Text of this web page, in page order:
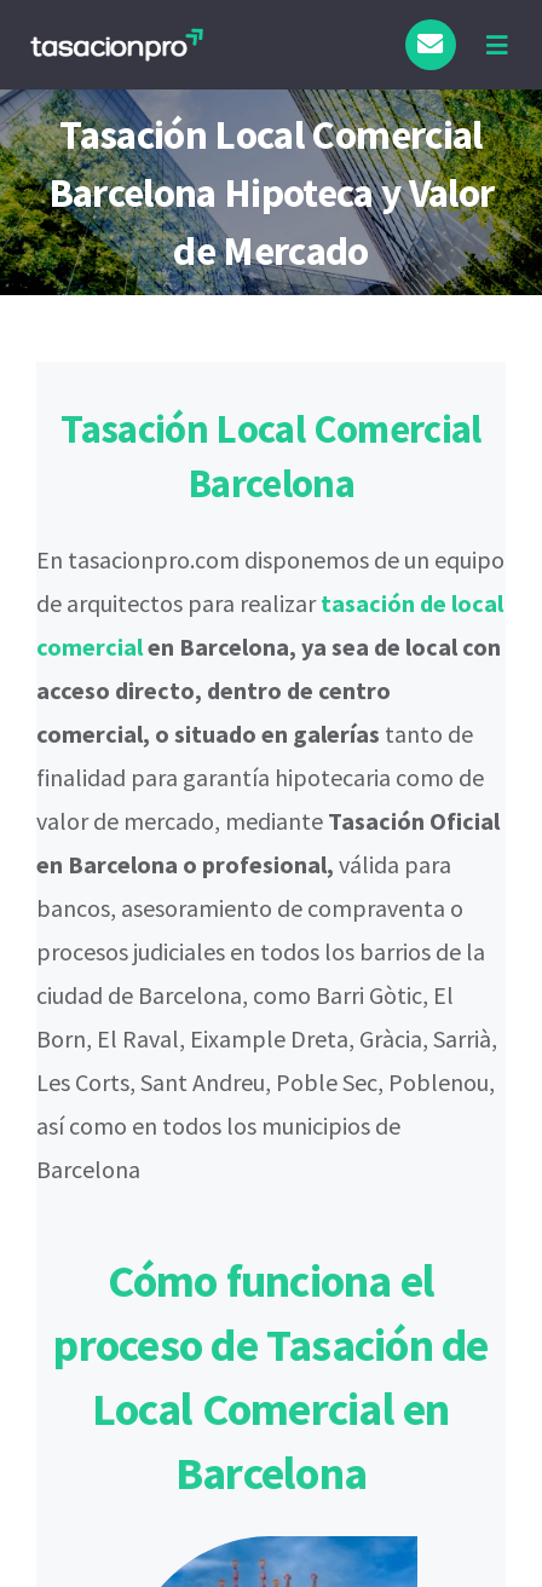
contenido
Tipo de Inmueble
Finalidad
Blog
Tasación Local Comercial
Barcelona Hipoteca y Valor
de Mercado
Tasación Local Comercial
Barcelona
En tasacionpro.com disponemos de un equipo
de arquitectos para realizartasación de local
comercialen Barcelona, ya sea de local con
acceso directo, dentro de centro
comercial, o situado en galerías tanto de
finalidad para garantía hipotecaria como de
valor de mercado, mediante Tasación Oficial
en Barcelona o profesional, válida para
bancos, asesoramiento de compraventa o
procesos judiciales en todos los barrios de la
ciudad de Barcelona, como Barri Gòtic, El
Born, El Raval, Eixample Dreta, Gràcia, Sarrià,
Les Corts, Sant Andreu, Poble Sec, Poblenou,
así como en todos los municipios de
Barcelona
Cómo funciona el
proceso de Tasación de
Local Comercial en
Barcelona